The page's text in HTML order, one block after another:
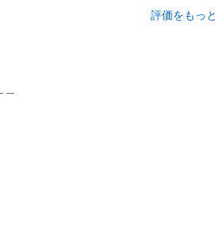
評価をもっ